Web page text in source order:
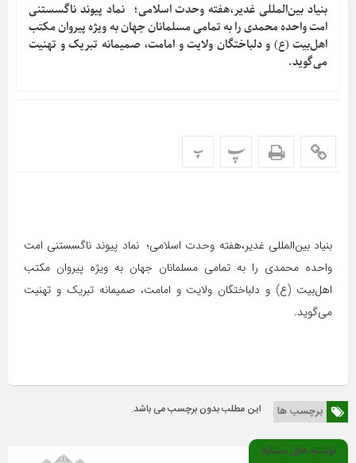
بنیاد بین‌المللی غدیر،هفته وحدت اسلامی؛ نماد پیوند ناگسستنی
امت واحده محمدی را به تمامی مسلمانان جهان به ویژه پیروان مکتب
اهل‌بیت (ع) و دلباختگان ولایت و امامت، صمیمانه تبریک و تهنیت
می‌گوید.
پ پ
بنیاد بین‌المللی غدیر،هفته وحدت اسلامی؛ نماد پیوند ناگسستنی امت
واحده محمدی را به تمامی مسلمانان جهان به ویژه پیروان مکتب
اهل‌بیت (ع) و دلباختگان ولایت و امامت، صمیمانه تبریک و تهنیت
می‌گوید.
برچسب ها این مطلب بدون برچسب می باشد.
نوشته های مشابه